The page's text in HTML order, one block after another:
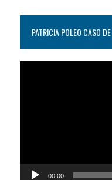
PATRICIA POLEO CASO
00:00